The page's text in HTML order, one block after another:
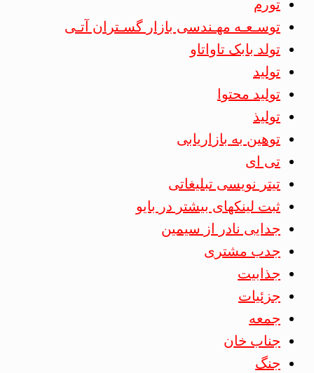
تورم
توسـعـه مهـندسی بازار گسـتران آتـی
تولد بابک تاواتاو
تولید
تولید محتوا
تولیذ
توهین به بازاریابی
تی ای
تیتر نویسی تبلیغاتی
ثبت لینکهای بیشتر در بایو
جدایی نادر از سیمین
جدب مشتری
جذابیت
جزئیات
جمعه
جناب خان
جنگ